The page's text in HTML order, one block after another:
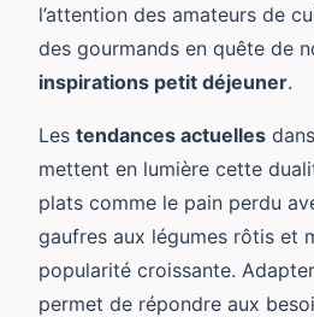
l’attention des amateurs de
des gourmands en quête de
inspirations petit déjeuner.
Les tendances actuelles
mettent en lumière cette
plats comme le pain perdu
gaufres aux légumes rôtis et
popularité croissante.
permet de répondre aux